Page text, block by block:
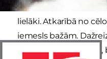
var radīt problēmas
lielāki. Atkarībā no
iemesls bažām.
kas ir viegli